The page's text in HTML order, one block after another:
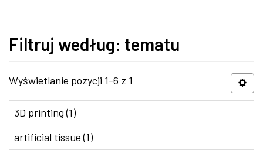
Filtruj według: tematu
Wyświetlanie pozycji 1-6 z 1
3D printing (1)
artificial tissue (1)